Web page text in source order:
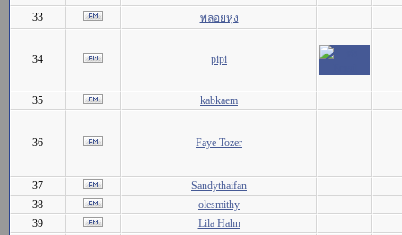
33 พลอยหุง
34 pipi
35 kabkaem
36 Faye Tozer
37
Sandythaifan
38
olesmithy
39
Lila Hahn